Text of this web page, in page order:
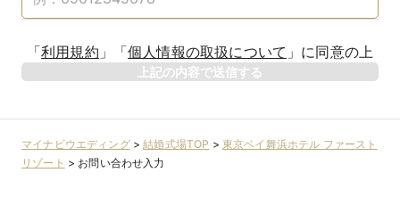
「利用規約 」 「個人情報の取扱について 」 に同意の上
上記の内容で送信する
マイナビウエディング>結婚式場TOP > 東京ベイ舞浜ホテル ファースト
リゾート > お問い合わせ入力